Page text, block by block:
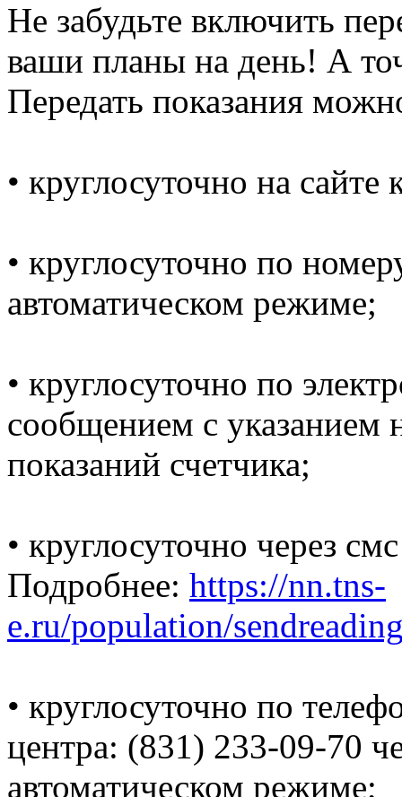
Не забудьте включить
ваши планы на день! А
Передать показания
• круглосуточно на
• круглосуточно по
автоматическом режиме;
• круглосуточно по
сообщением с указанием
показаний счетчика;
• круглосуточно через
Подробнее: https://nn.tns-
e.ru/population/
• круглосуточно по
центра: (831) 233-09-70
автоматическом режиме;